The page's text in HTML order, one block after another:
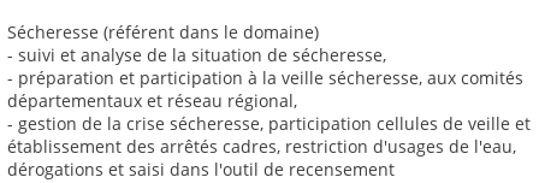
Sécheresse (référent dans le domaine)
- suivi et analyse de la situation de sécheresse,
- préparation et participation à la veille sécheresse, aux comités
départementaux et réseau régional,
- gestion de la crise sécheresse, participation cellules de veille et
établissement des arrêtés cadres, restriction d'usages de l'eau,
dérogations et saisi dans l'outil de recensement